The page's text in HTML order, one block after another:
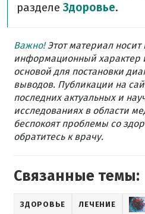
разделе Здоровье.
Важно!Этот материал носит
информационный характер
основой для постановки
выводов. Публикации на
последних актуальных и
исследованиях в области
беспокоят проблемы со
обратитесь к врачу.
Связанные темы:
ЗДОРОВЬЕ ЛЕЧЕНИЕ